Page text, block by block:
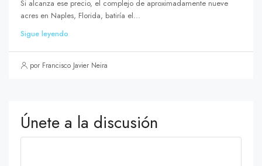
Si alcanza ese precio, el complejo de aproximadamente nueve
acres en Naples, Florida, batiría el...
Sigue leyendo
por Francisco Javier Neira
Únete a la discusión